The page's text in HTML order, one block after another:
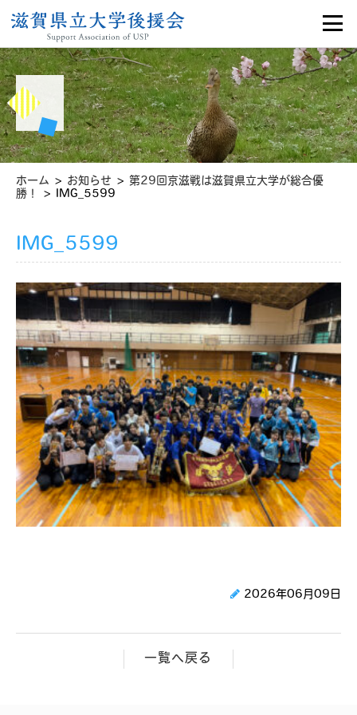
ホーム > お知らせ > 第29回京滋戦は滋賀県立大学が総合優
勝！
> IMG_5599
IMG_5599
2026年06月09日
一覧へ戻る